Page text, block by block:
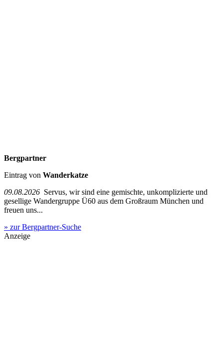
Bergpartner
Eintrag von Wanderkatze
09.08.2026 Servus, wir sind eine gemischte, unkomplizierte und
gesellige Wandergruppe Ü60 aus dem Großraum München und
freuen uns...
» zur Bergpartner-Suche
Anzeige